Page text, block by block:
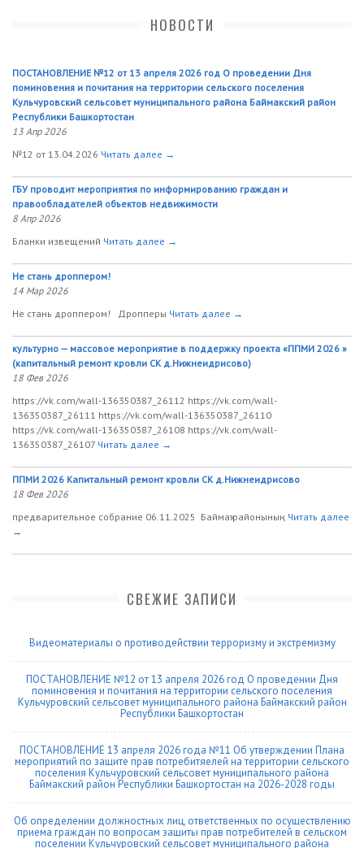
НОВОСТИ
ПОСТАНОВЛЕНИЕ №12 от 13 апреля 2026 год О проведении Дня
поминовения и почитания на территории сельского поселения
Кульчуровский сельсовет муниципального района Баймакский район
Республики Башкортостан
13 Апр 2026
№12 от 13.04.2026 Читать далее →
ГБУ проводит мероприятия по информированию граждан и
правообладателей объектов недвижимости
8 Апр 2026
Бланки извещений Читать далее →
Не стань дроппером!
14 Мар 2026
Не стань дроппером! Дропперы Читать далее →
культурно — массовое мероприятие в поддержку проекта «ППМИ 2026 »
(капитальный ремонт кровли СК д.Нижнеидрисово)
18 Фев 2026
https://vk.com/wall-136350387_26112 https://vk.com/wall-
136350387_26111 https://vk.com/wall-136350387_26110
https://vk.com/wall-136350387_26108 https://vk.com/wall-
136350387_26107 Читать далее →
ППМИ 2026 Капитальный ремонт кровли СК д.Нижнеидрисово
18 Фев 2026
предварительное собрание 06.11.2025 Баймаҡ районының Читать далее
→
СВЕЖИЕ ЗАПИСИ
Видеоматериалы о противодействии терроризму и экстремизму
ПОСТАНОВЛЕНИЕ №12 от 13 апреля 2026 год О проведении Дня
поминовения и почитания на территории сельского поселения
Кульчуровский сельсовет муниципального района Баймакский район
Республики Башкортостан
ПОСТАНОВЛЕНИЕ 13 апреля 2026 года №11 Об утверждении Плана
мероприятий по защите прав потребитяелей на территории сельского
поселения Кульчуровский сельсовет муниципального района
Баймакский район Республики Башкортостан на 2026-2028 годы
Об определении должностных лиц, ответственных по осуществлению
приема граждан по вопросам защиты прав потребителей в сельском
поселении Кульчуровский сельсовет муниципального района